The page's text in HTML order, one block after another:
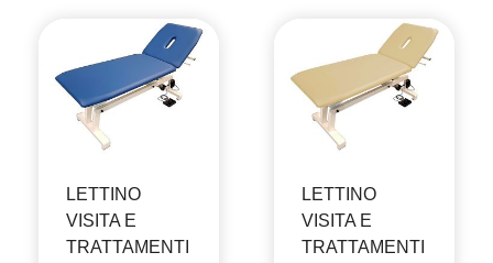
LETTINO
VISITA E
TRATTAMENTI
LETTINO
VISITA E
TRATTAMENTI